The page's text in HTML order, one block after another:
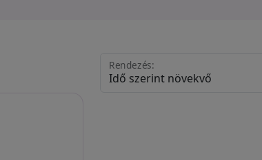
Rendezés: